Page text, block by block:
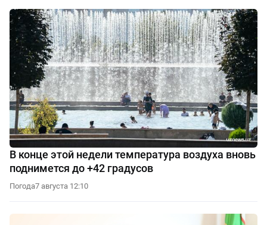
В конце этой недели температура воздуха вновь
поднимется до +42 градусов
Погода7 августа 12:10